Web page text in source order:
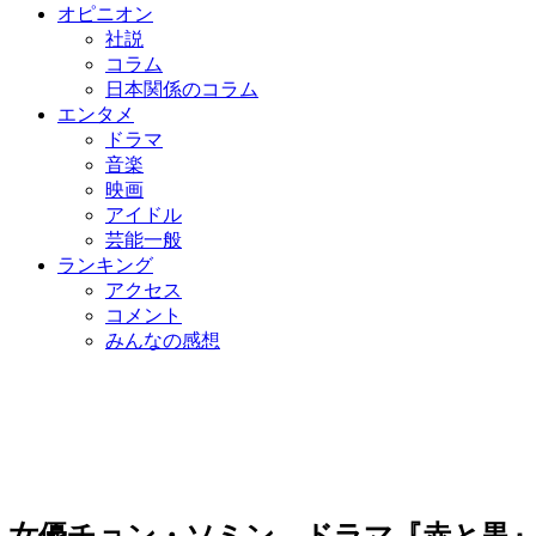
オピニオン
社説
コラム
日本関係のコラム
エンタメ
ドラマ
音楽
映画
アイドル
芸能一般
ランキング
アクセス
コメント
みんなの感想